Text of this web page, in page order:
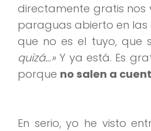
directamente gratis nos
paraguas abierto en las
que no es el tuyo, que
quizá…»Y ya está. Es
porque no salen a
En serio, yo he visto